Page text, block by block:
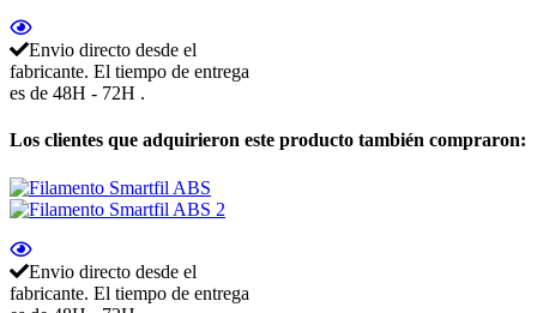
Envio directo desde el
fabricante. El tiempo de entrega
es de 48H - 72H .
Los clientes que adquirieron este producto también compraron:
Envio directo desde el
fabricante. El tiempo de entrega